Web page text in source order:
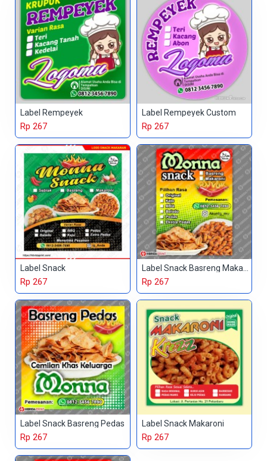
Label Rempeyek
Rp 267
Label Rempeyek Custom
Rp 267
Label Snack
Rp 267 Rp 267
Label Snack Basreng Pedas
Rp 267
Label Snack Makaroni
Rp 267